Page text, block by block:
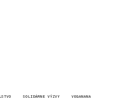
SOLIDÁRNE VÝZVY VEGANANA